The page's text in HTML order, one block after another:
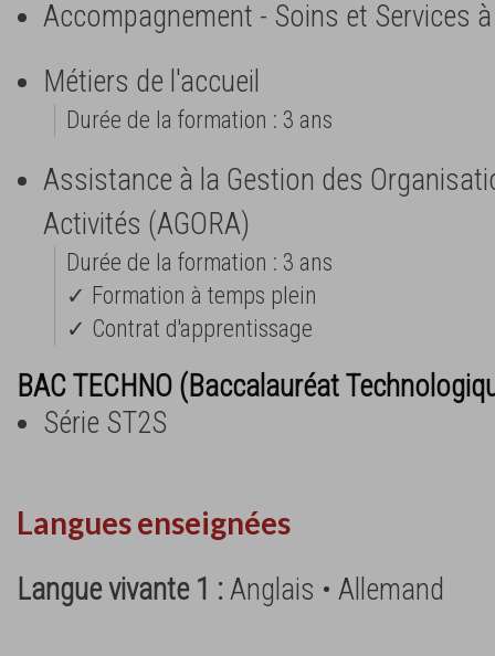
Accompagnement - Soins et Services
Métiers de l'accueil
Durée de la formation : 3 ans
Assistance à la Gestion des
Activités (AGORA)
Durée de la formation : 3 ans
✓ Formation à temps plein
✓ Contrat d'apprentissage
BAC TECHNO (Baccalauréat
Série ST2S
Langues enseignées
Langue vivante 1 :Anglais • Allemand